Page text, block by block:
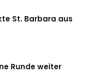
St. Barbara aus
Runde weiter